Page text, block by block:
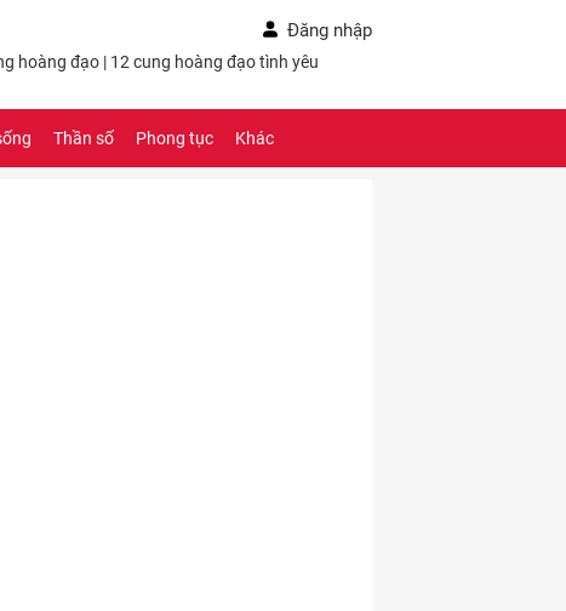
Đăng nhập
hoàng đạo | 12 cung hoàng đạo tình yêu
Thần số Phong tục Khác